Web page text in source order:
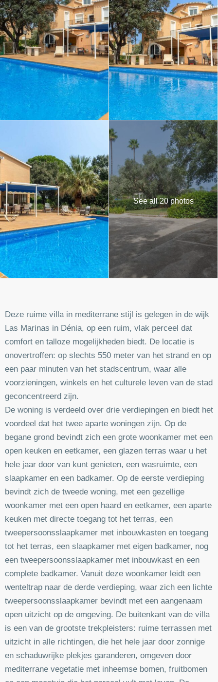
See all 20 photos
Deze ruime villa in mediterrane stijl is gelegen in de wijk
Las Marinas in Dénia, op een ruim, vlak perceel dat
comfort en talloze mogelijkheden biedt. De locatie is
onovertroffen: op slechts 550 meter van het strand en op
een paar minuten van het stadscentrum, waar alle
voorzieningen, winkels en het culturele leven van de stad
geconcentreerd zijn.
De woning is verdeeld over drie verdiepingen en biedt het
voordeel dat het twee aparte woningen zijn. Op de
begane grond bevindt zich een grote woonkamer met een
open keuken en eetkamer, een glazen terras waar u het
hele jaar door van kunt genieten, een wasruimte, een
slaapkamer en een badkamer. Op de eerste verdieping
bevindt zich de tweede woning, met een gezellige
woonkamer met een open haard en eetkamer, een aparte
keuken met directe toegang tot het terras, een
tweepersoonsslaapkamer met inbouwkasten en toegang
tot het terras, een slaapkamer met eigen badkamer, nog
een tweepersoonsslaapkamer met inbouwkast en een
complete badkamer. Vanuit deze woonkamer leidt een
wenteltrap naar de derde verdieping, waar zich een lichte
tweepersoonsslaapkamer bevindt met een aangenaam
open uitzicht op de omgeving. De buitenkant van de villa
is een van de grootste trekpleisters: ruime terrassen met
uitzicht in alle richtingen, die het hele jaar door zonnige
en schaduwrijke plekjes garanderen, omgeven door
mediterrane vegetatie met inheemse bomen, fruitbomen